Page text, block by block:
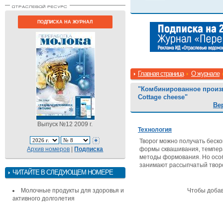
ПОДПИСКА НА ЖУРНАЛ
Выпуск №12 2009 г.
Архив номеров |Подписка
ЧИТАЙТЕ В СЛЕДУЮЩЕМ НОМЕРЕ
Молочные продукты для здоровья и
активного долголетия
Главная страница О журнале
"Комбинированное
Cottage cheese"
Технология
Творог можно получать
формы сквашивания,
методы формования. Но
занимают рассыпчатый
Чтобы